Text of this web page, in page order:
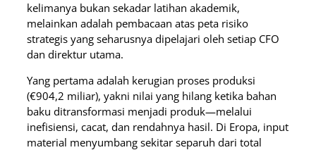
kelimanya bukan sekadar latihan akademik,
melainkan adalah pembacaan atas peta risiko
strategis yang seharusnya dipelajari oleh setiap CFO
dan direktur utama.
Yang pertama adalah kerugian proses produksi
(€904,2 miliar), yakni nilai yang hilang ketika bahan
baku ditransformasi menjadi produk—melalui
inefisiensi, cacat, dan rendahnya hasil. Di Eropa, input
material menyumbang sekitar separuh dari total